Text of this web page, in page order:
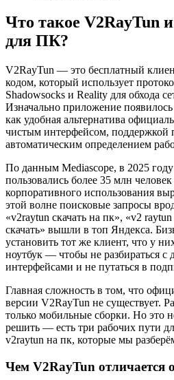
Что такое V2RayTun
для ПК?
V2RayTun — это бесплатный
кодом, который использует
Shadowsocks и Reality для обхода
Изначально приложение
как удобная альтернатива
чистым интерфейсом, поддержкой
автоматическим определением
По данным Mediascope, в 2025
пользовались более 35 млн
корпоративного использования
этой волне поисковые запросы
«v2raytun скачать на пк», «v2
скачать» вышли в топ Яндекса.
установить тот же клиент, что у
ноутбук — чтобы не разбираться с
интерфейсами и не путаться в
Главная сложность в том, что
версии V2RayTun не существует.
только мобильные сборки. Но это
решить — есть три рабочих пути
v2raytun на пк, которые мы
Чем V2RayTun отличается